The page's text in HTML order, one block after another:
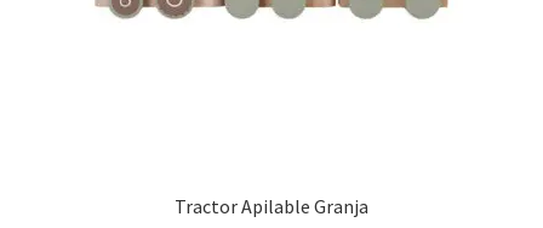
Tractor Apilable Granja